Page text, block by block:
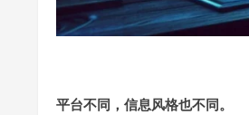
平台不同，信息风格也不同。